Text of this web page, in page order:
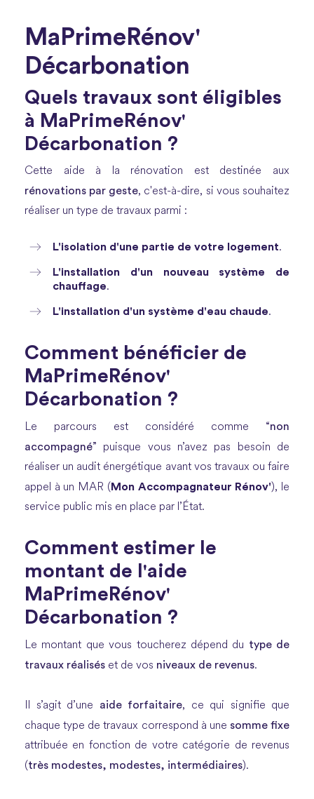
MaPrimeRénov'
Décarbonation
Quels travaux sont éligibles
à MaPrimeRénov'
Décarbonation ?
Cette aide à la rénovation est destinée aux
rénovations par geste, c'est-à-dire, si vous souhaitez
réaliser un type de travaux parmi :
L'isolation d'une partie de votre logement.
L'installation d'un nouveau système de
chauffage.
L'installation d'un système d'eau chaude.
Comment bénéficier de
MaPrimeRénov'
Décarbonation ?
Le parcours est considéré comme “non
accompagné” puisque vous n’avez pas besoin de
réaliser un audit énergétique avant vos travaux ou faire
appel à un MAR ( Mon Accompagnateur Rénov'), le
service public mis en place par l’État.
Comment estimer le
montant de l'aide
MaPrimeRénov'
Décarbonation ?
Le montant que vous toucherez dépend du type de
travaux réalisés et de vos niveaux de revenus.
Il s’agit d’une aide forfaitaire, ce qui signifie que
chaque type de travaux correspond à une somme fixe
attribuée en fonction de votre catégorie de revenus
(très modestes, modestes, intermédiaires).